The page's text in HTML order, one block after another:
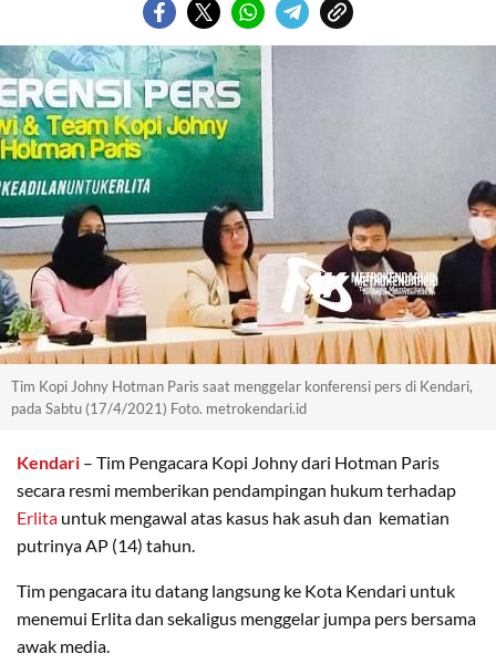
Tim Kopi Johny Hotman Paris saat menggelar konferensi pers di Kendari,
pada Sabtu (17/4/2021) Foto. metrokendari.id
Kendari – Tim Pengacara Kopi Johny dari Hotman Paris
secara resmi memberikan pendampingan hukum terhadap
Erlita untuk mengawal atas kasus hak asuh dan kematian
putrinya AP (14) tahun.
Tim pengacara itu datang langsung ke Kota Kendari untuk
menemui Erlita dan sekaligus menggelar jumpa pers bersama
awak media.